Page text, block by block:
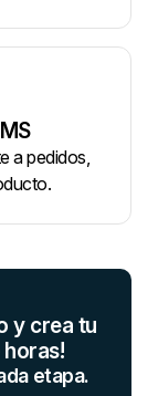
a pedidos,
y crea tu
etapa.